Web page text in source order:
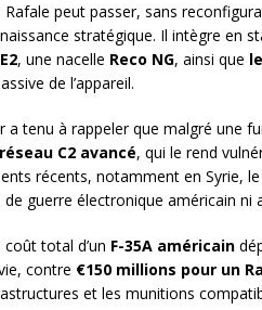
peut passer, sans
stratégique. Il intègre en
, une nacelle Reco NG, ainsi que
de l’appareil.
a tenu à rappeler que malgré une
C2 avancé, qui le rend
récents, notamment en Syrie,
de guerre électronique américain ni
total d’un F-35A américain
contre €150 millions pour un
et les munitions